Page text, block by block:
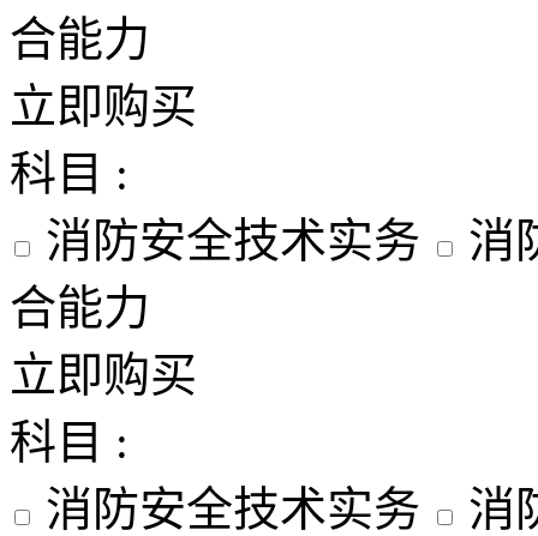
合能力
立即购买
科目 :
消防安全技术实务
消
合能力
立即购买
科目 :
消防安全技术实务
消